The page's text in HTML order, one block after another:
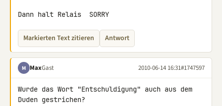
Dann halt Relais  SORRY
Markierten Text zitieren Antwort
M MaxGast 2010-06-14 16:31#1747597
Wurde das Wort "Entschuldigung" auch aus dem
Duden gestrichen?